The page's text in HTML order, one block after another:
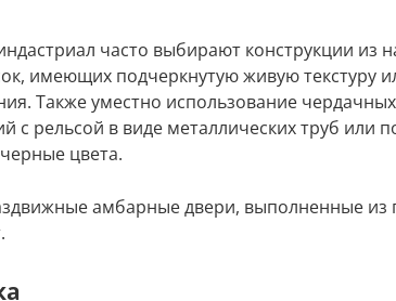
часто выбирают конструкции из
имеющих подчеркнутую живую текстуру
Также уместно использование
с рельсой в виде металлических труб или
цвета.
амбарные двери, выполненные из